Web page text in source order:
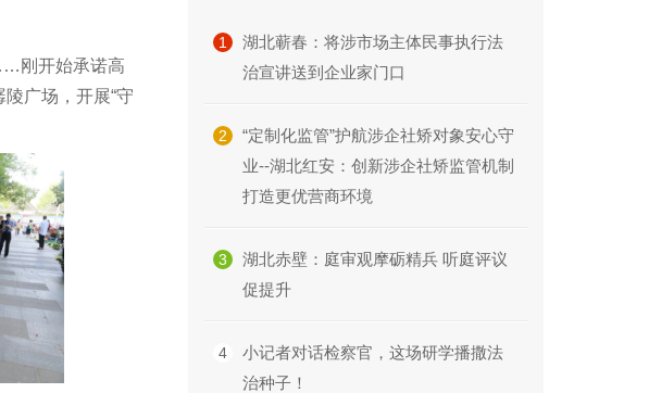
刚开始承诺高
广场，开展“守
1
湖北蕲春：将涉市场主体民事执行法
治宣讲送到企业家门口
2
“定制化监管”护航涉企社矫对象安心守
业--湖北红安：创新涉企社矫监管机制
打造更优营商环境
3
湖北赤壁：庭审观摩砺精兵 听庭评议
促提升
4
小记者对话检察官，这场研学播撒法
治种子！